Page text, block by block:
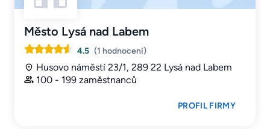
Město Lysá nad Labem
4.5 (1 hodnocení)
Husovo náměstí 23/1, 289 22 Lysá nad Labem
100 - 199 zaměstnanců
PROFIL FIRMY